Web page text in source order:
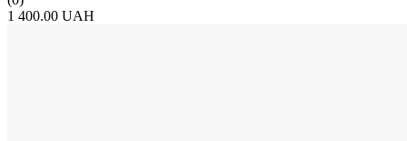
1 400.00 UAH